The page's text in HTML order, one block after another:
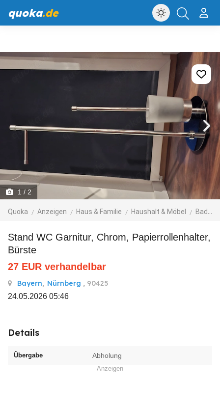
quoka.de
1 / 2
Quoka Anzeigen Haus & Familie Haushalt & Möbel Bad, Einrichtung und Geräte
Stand WC Garnitur, Chrom, Papierrollenhalter,
Bürste
27 EUR verhandelbar
Bayern, Nürnberg , 90425
24.05.2026 05:46
Details
Übergabe Abholung
Anzeigen